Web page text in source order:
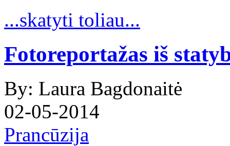
...skatyti toliau...
Fotoreportažas iš
By: Laura Bagdonaitė
02-05-2014
Prancūzija